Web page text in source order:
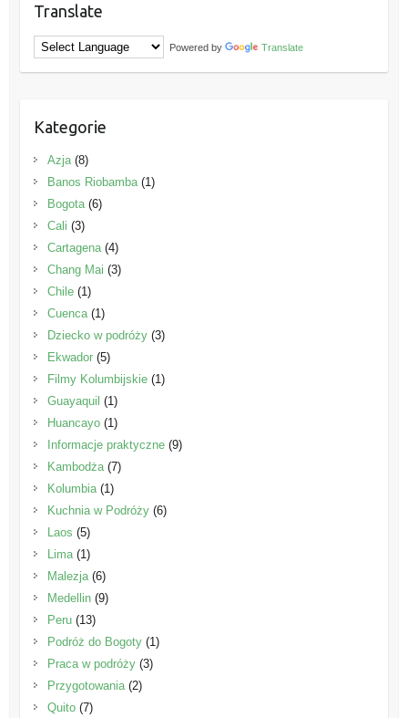
Translate
Powered by Translate
Kategorie
Azja(8)
Banos Riobamba(1)
Bogota(6)
Cali (3)
Cartagena(4)
Chang Mai (3)
Chile(1)
Cuenca(1)
Dziecko w podróży(3)
Ekwador(5)
Filmy Kolumbijskie(1)
Guayaquil (1)
Huancayo(1)
Informacje praktyczne(9)
Kambodża(7)
Kolumbia(1)
Kuchnia w Podróży(6)
Laos (5)
Lima(1)
Malezja(6)
Medellin(9)
Peru(13)
Podróż do Bogoty(1)
Praca w podróży(3)
Przygotowania(2)
Quito(7)